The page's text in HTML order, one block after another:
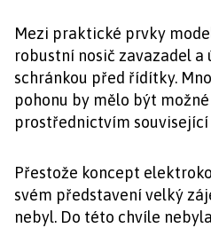
Mezi praktické prvky
robustní nosič zavazadel a
schránkou před řídítky.
pohonu by mělo být
prostřednictvím
Přestože koncept
svém představení velký
nebyl. Do této chvíle